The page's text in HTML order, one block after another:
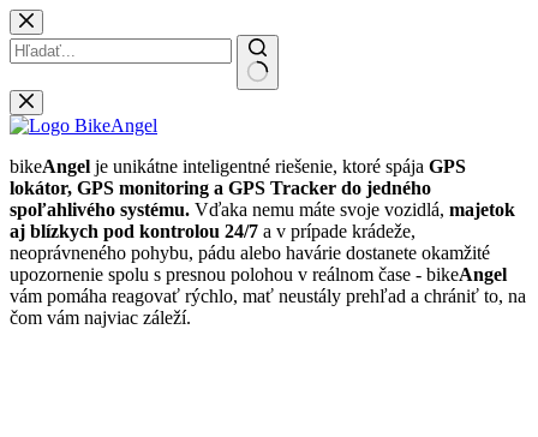
Skip
to
content
No
results
bikeAngel je unikátne inteligentné riešenie, ktoré spája GPS
lokátor, GPS monitoring a GPS Tracker do jedného
spoľahlivého systému. Vďaka nemu máte svoje vozidlá, majetok
aj blízkych pod kontrolou 24/7 a v prípade krádeže,
neoprávneného pohybu, pádu alebo havárie dostanete okamžité
upozornenie spolu s presnou polohou v reálnom čase - bikeAngel
vám pomáha reagovať rýchlo, mať neustály prehľad a chrániť to, na
čom vám najviac záleží.